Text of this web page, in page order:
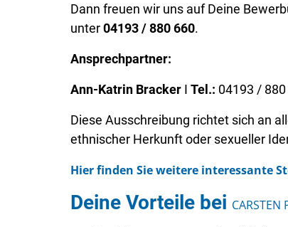
Dann freuen wir uns auf Deine
unter04193 / 880 660.
Ansprechpartner:
Ann-Katrin Bracker I Tel.: 04193 / 880
Diese Ausschreibung richtet sich an
ethnischer Herkunft oder sexueller
Hier finden Sie weitere interessante
Deine Vorteile bei CARSTEN